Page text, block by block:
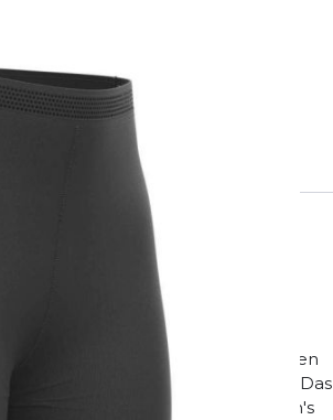
sich nie mit schlecht sitzenden
nach ihrem nächsten Podium ist. Das
der Women's